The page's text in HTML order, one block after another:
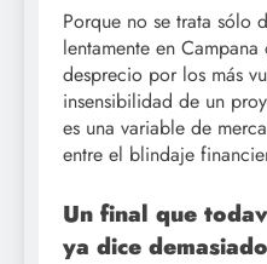
Porque no se trata sólo
lentamente en
desprecio por los más
insensibilidad de un
es una variable de
entre el blindaje
Un final que
ya dice demasiado